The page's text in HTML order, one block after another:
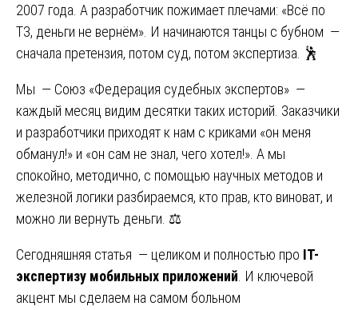
2007 года. А разработчик пожимает плечами: «Всё по
ТЗ, деньги не вернём». И начинаются танцы с бубном —
сначала претензия, потом суд, потом экспертиза. 🕺
Мы — Союз «Федерация судебных экспертов» —
каждый месяц видим десятки таких историй. Заказчики
и разработчики приходят к нам с криками «он меня
обманул!» и «он сам не знал, чего хотел!». А мы
спокойно, методично, с помощью научных методов и
железной логики разбираемся, кто прав, кто виноват, и
можно ли вернуть деньги. ⚖️
Сегодняшняя статья — целиком и полностью про IT-
экспертизу мобильных приложений. И ключевой
акцент мы сделаем на самом больном